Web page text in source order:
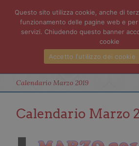
Calendario Marzo 2019
Calendario Marzo
Questo sito utilizza cookie, anche di
funzionamento delle pagine web e
servizi. Chiudendo questo banner
cookie
Accetto l'utilizzo dei cookie